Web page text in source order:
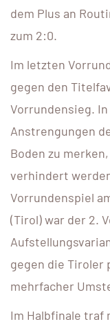
dem Plus an
zum 2:0.
Im letzten
gegen den
Vorrundensieg.
Anstrengungen
Boden zu
verhindert
Vorrundenspiel
(Tirol) war der 2.
gegen die Tiroler
mehrfacher
Im Halbfinale traf